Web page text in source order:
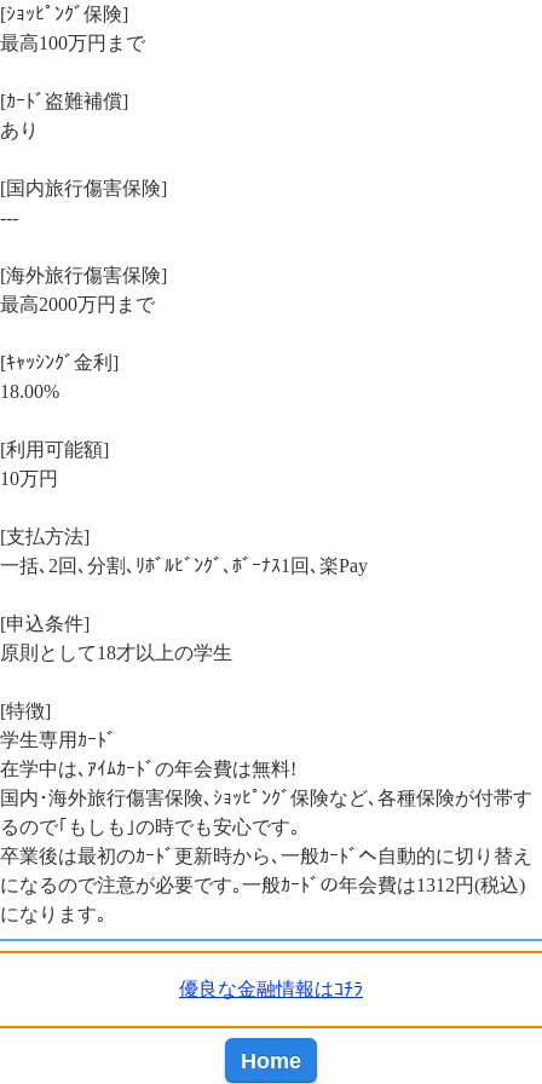
[ｼｮｯﾋﾟﾝｸﾞ保険]
最高100万円まで
[ｶｰﾄﾞ盗難補償]
あり
[国内旅行傷害保険]
---
[海外旅行傷害保険]
最高2000万円まで
[ｷｬｯｼﾝｸﾞ金利]
18.00%
[利用可能額]
10万円
[支払方法]
一括､2回､分割､ﾘﾎﾞﾙﾋﾞﾝｸﾞ､ﾎﾞｰﾅｽ1回､楽Pay
[申込条件]
原則として18才以上の学生
[特徴]
学生専用ｶｰﾄﾞ
在学中は､ｱｲﾑｶｰﾄﾞの年会費は無料!
国内･海外旅行傷害保険､ｼｮｯﾋﾟﾝｸﾞ保険など､各種保険が付帯す
るので｢もしも｣の時でも安心です｡
卒業後は最初のｶｰﾄﾞ更新時から､一般ｶｰﾄﾞへ自動的に切り替え
になるので注意が必要です｡一般ｶｰﾄﾞの年会費は1312円(税込)
になります｡
優良な金融情報はｺﾁﾗ
Home